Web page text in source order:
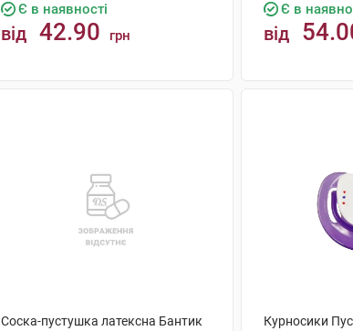
Є в наявності
від 42.90 грн
Є в
від
Соска-пустушка латексна Бантик
Курносики